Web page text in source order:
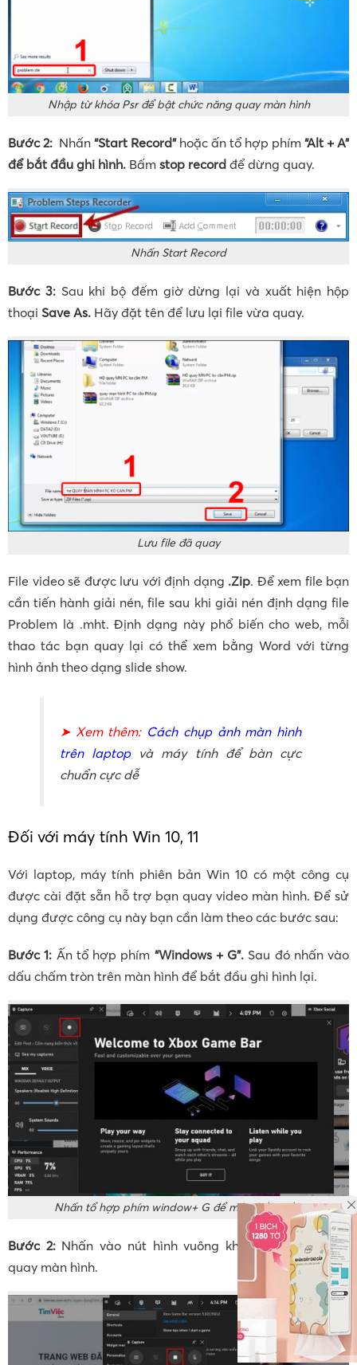
Nhập từ khóa Psr để bật chức năng quay màn hình
Bước 2: Nhấn “Start Record” hoặc ấn tổ hợp phím “Alt + A”
để bắt đầu ghi hình. Bấm stop record để dừng quay.
Nhấn Start Record
Bước 3:Sau khi bộ đếm giờ dừng lại và xuất hiện hộp
thoại Save As. Hãy đặt tên để lưu lại file vừa quay.
Lưu file đã quay
File video sẽ được lưu với định dạng .Zip. Để xem file bạn
cần tiến hành giải nén, file sau khi giải nén định dạng file
Problem là .mht. Định dạng này phổ biến cho web, mỗi
thao tác bạn quay lại có thể xem bằng Word với từng
hình ảnh theo dạng slide show.
➤ Xem thêm: Cách chụp ảnh màn hình
trên laptopvà máy tính để bàn cực
chuẩn cực dễ
Đối với máy tính Win 10, 11
Với laptop, máy tính phiên bản Win 10 có một công cụ
được cài đặt sẵn hỗ trợ bạn quay video màn hình. Để sử
dụng được công cụ này bạn cần làm theo các bước sau:
Bước 1: Ấn tổ hợp phím “Windows + G”. Sau đó nhấn vào
dấu chấm tròn trên màn hình để bắt đầu ghi hình lại.
Nhấn tổ hợp phím window+ G để mở phần mềm
Bước 2:Nhấn vào nút hình vuông khi muốn tạm dừng
quay màn hình.